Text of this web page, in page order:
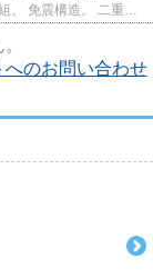
。 免震構造。 二重
のお問い合わせ